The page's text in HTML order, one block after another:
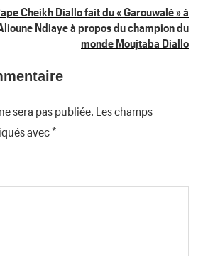
Cheikh Diallo fait du « Garouwalé » à
Ndiaye à propos du champion du
monde Moujtaba Diallo
sera pas publiée. Les champs
avec*